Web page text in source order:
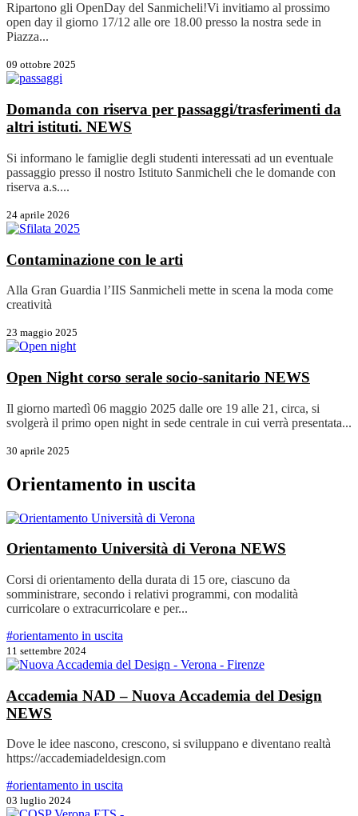
Ripartono gli OpenDay del Sanmicheli!Vi invitiamo al prossimo
open day il giorno 17/12 alle ore 18.00 presso la nostra sede in
Piazza...
09 ottobre 2025
Domanda con riserva per passaggi/trasferimenti da
altri istituti. NEWS
Si informano le famiglie degli studenti interessati ad un eventuale
passaggio presso il nostro Istituto Sanmicheli che le domande con
riserva a.s....
24 aprile 2026
Contaminazione con le arti
Alla Gran Guardia l’IIS Sanmicheli mette in scena la moda come
creatività
23 maggio 2025
Open Night corso serale socio-sanitario NEWS
Il giorno martedì 06 maggio 2025 dalle ore 19 alle 21, circa, si
svolgerà il primo open night in sede centrale in cui verrà presentata...
30 aprile 2025
Orientamento in uscita
Orientamento Università di Verona NEWS
Corsi di orientamento della durata di 15 ore, ciascuno da
somministrare, secondo i relativi programmi, con modalità
curricolare o extracurricolare e per...
#orientamento in uscita
11 settembre 2024
Accademia NAD – Nuova Accademia del Design
NEWS
Dove le idee nascono, crescono, si sviluppano e diventano realtà
https://accademiadeldesign.com
#orientamento in uscita
03 luglio 2024